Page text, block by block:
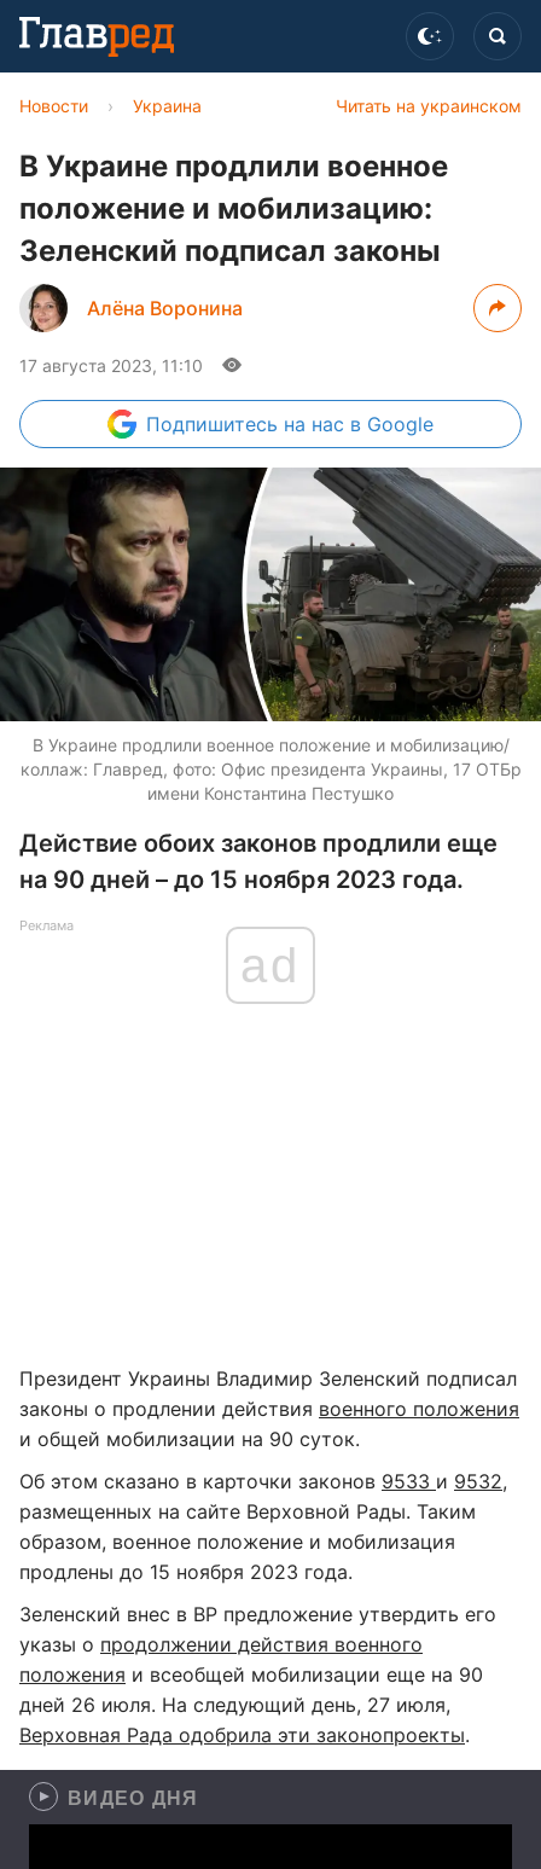
Читать на украинском
Новости › Украина
В Украине продлили военное
положение и мобилизацию:
Зеленский подписал законы
Алёна Воронина
17 августа 2023, 11:10
Подпишитесь на нас в Google
В Украине продлили военное положение и мобилизацию/
коллаж: Главред, фото: Офис президента Украины, 17 ОТБр
имени Константина Пестушко
Действие обоих законов продлили еще
на 90 дней – до 15 ноября 2023 года.
Реклама
ad
Президент Украины Владимир Зеленский подписал
законы о продлении действия военного положения
и общей мобилизации на 90 суток.
Об этом сказано в карточки законов 9533 и 9532,
размещенных на сайте Верховной Рады. Таким
образом, военное положение и мобилизация
продлены до 15 ноября 2023 года.
Зеленский внес в ВР предложение утвердить его
указы о продолжении действия военного
положения и всеобщей мобилизации еще на 90
дней 26 июля. На следующий день, 27 июля,
Верховная Рада одобрила эти законопроекты.
ВИДЕО ДНЯ